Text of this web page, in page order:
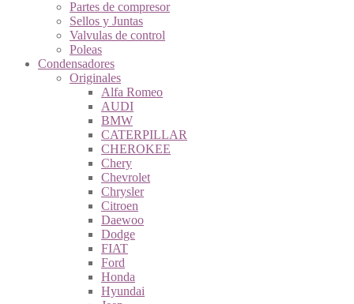
Partes de compresor
Sellos y Juntas
Valvulas de control
Poleas
Condensadores
Originales
Alfa Romeo
AUDI
BMW
CATERPILLAR
CHEROKEE
Chery
Chevrolet
Chrysler
Citroen
Daewoo
Dodge
FIAT
Ford
Honda
Hyundai